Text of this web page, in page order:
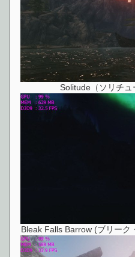
Solitude（ソリチ
Bleak Falls Barrow (ブリー